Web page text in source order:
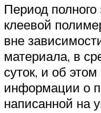
Период полного
клеевой
вне
материала, в
суток, и об этом
информации о
написанной на